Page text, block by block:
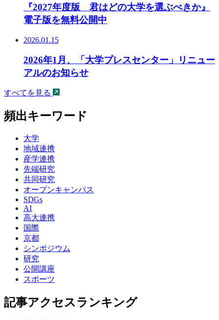
『2027年度版 君はどの大学を選ぶべきか』
電子版を無料公開中
2026.01.15
2026年1月、「大学プレスセンター」リニュー
アルのお知らせ
すべてを見る
頻出キーワード
大学
地域連携
産学連携
先端研究
共同研究
オープンキャンパス
SDGs
AI
高大連携
国際
京都
シンポジウム
研究
公開講座
スポーツ
記事アクセスランキング